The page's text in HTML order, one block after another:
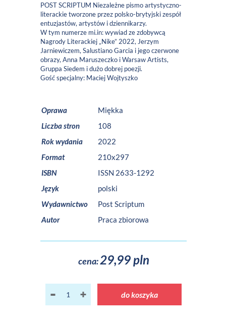
POST SCRIPTUM Niezależne pismo artystyczno-
literackie tworzone przez polsko-brytyjski zespół
entuzjastów, artystów i dziennikarzy.
W tym numerze mi.in: wywiad ze zdobywcą
Nagrody Literackiej „Nike” 2022, Jerzym
Jarniewiczem, Salustiano Garcia i jego czerwone
obrazy, Anna Maruszeczko i Warsaw Artists,
Gruppa Siedem i dużo dobrej poezji.
Gość specjalny: Maciej Wojtyszko
Oprawa
Miękka
Liczba stron
108
Rok wydania
2022
Format
210x297
ISBN
ISSN 2633-1292
Język
polski
Wydawnictwo
Post Scriptum
Autor
Praca zbiorowa
cena:29,99 pln
do koszyka